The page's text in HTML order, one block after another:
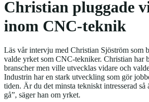
Christian pluggade
inom CNC-teknik
Läs vår intervju med Christian Sjöström som
valde yrket som CNC-tekniker. Christian har
branscher men ville utvecklas vidare och
Industrin har en stark utveckling som gör
tiden. Är du det minsta tekniskt intresserad så
gå”, säger han om yrket.